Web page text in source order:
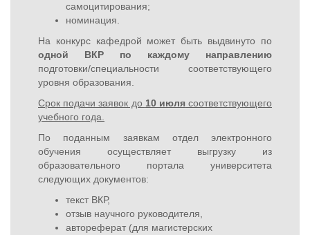
самоцитирования;
номинация.
На конкурс кафедрой может быть выдвинуто по
одной ВКР по каждому направлению
подготовки/специальности соответствующего
уровня образования.
Срок подачи заявок до 10 июлясоответствующего
учебного года.
По поданным заявкам отдел электронного
обучения осуществляет выгрузку из
образовательного портала университета
следующих документов:
текст ВКР,
отзыв научного руководителя,
автореферат (для магистерских